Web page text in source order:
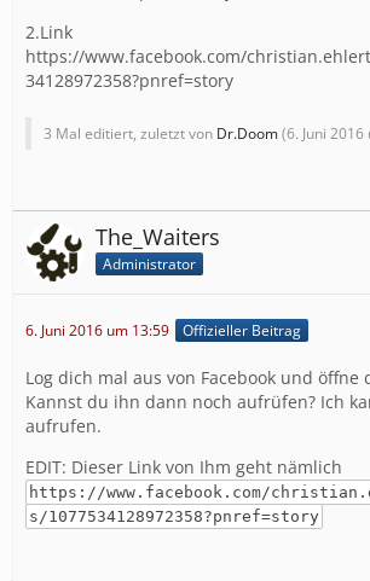
2.Link
https://www.facebook.com/
34128972358?pnref=story
3 Mal editiert, zuletzt von Dr.Doom(6. Juni 2016
The_Waiters
Administrator
6. Juni 2016 um 13:59 Offizieller Beitrag
Log dich mal aus von Facebook und öffne
Kannst du ihn dann noch aufrüfen? Ich
aufrufen.
EDIT: Dieser Link von Ihm geht nämlich
https://www.facebook.com/
s/1077534128972358?pnref=story